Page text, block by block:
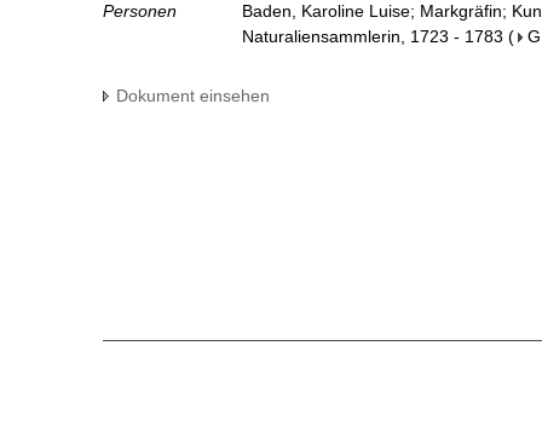
Personen
Baden, Karoline Luise; Markgräfin;
Naturaliensammlerin, 1723 - 1783 (
Dokument einsehen